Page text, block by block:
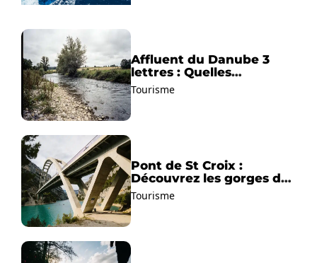
Affluent du Danube 3
lettres : Quelles
solutions trouver ?
Tourisme
Pont de St Croix :
Découvrez les gorges du
Verdon !
Tourisme